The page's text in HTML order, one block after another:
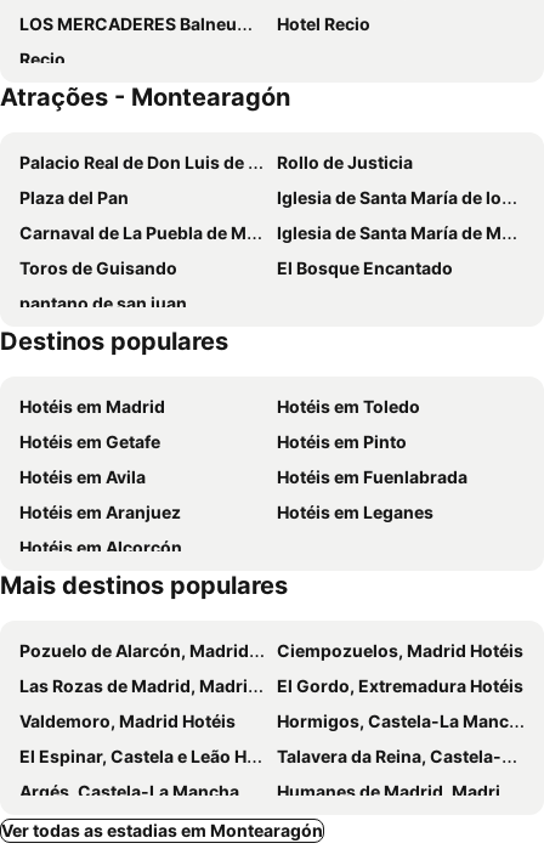
LOS MERCADERES Balneum Suites
Hotel Recio
Recio
Atrações - Montearagón
Palacio Real de Don Luis de Borbón y Farnesio
Rollo de Justicia
Plaza del Pan
Iglesia de Santa María de los Alcáceres
Carnaval de La Puebla de Montalbán
Iglesia de Santa María de Melque
Toros de Guisando
El Bosque Encantado
pantano de san juan
Destinos populares
Hotéis em Madrid
Hotéis em Toledo
Hotéis em Getafe
Hotéis em Pinto
Hotéis em Avila
Hotéis em Fuenlabrada
Hotéis em Aranjuez
Hotéis em Leganes
Hotéis em Alcorcón
Mais destinos populares
Pozuelo de Alarcón, Madrid Hotéis
Ciempozuelos, Madrid Hotéis
Las Rozas de Madrid, Madrid Hotéis
El Gordo, Extremadura Hotéis
Valdemoro, Madrid Hotéis
Hormigos, Castela-La Mancha Hotéis
El Espinar, Castela e Leão Hotéis
Talavera da Reina, Castela-La Mancha Hotéis
Argés, Castela-La Mancha Hotéis
Humanes de Madrid, Madrid Hotéis
Nambroca, Castela-La Mancha Hotéis
Brunete, Madrid Hotéis
Ver todas as estadias em Montearagón